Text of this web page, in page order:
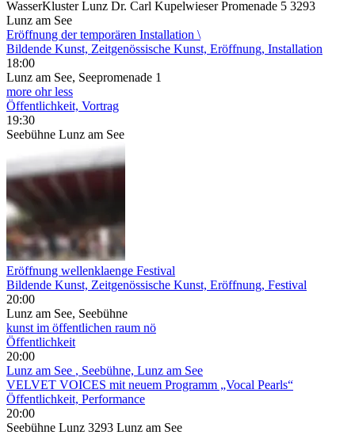
WasserKluster Lunz Dr. Carl Kupelwieser Promenade 5 3293
Lunz am See
Eröffnung der temporären Installation \
Bildende Kunst, Zeitgenössische Kunst, Eröffnung, Installation
18:00
Lunz am See, Seepromenade 1
more ohr less
Öffentlichkeit, Vortrag
19:30
Seebühne Lunz am See
Eröffnung wellenklaenge Festival
Bildende Kunst, Zeitgenössische Kunst, Eröffnung, Festival
20:00
Lunz am See, Seebühne
kunst im öffentlichen raum nö
Öffentlichkeit
20:00
Lunz am See , Seebühne, Lunz am See
VELVET VOICES mit neuem Programm „Vocal Pearls“
Öffentlichkeit, Performance
20:00
Seebühne Lunz 3293 Lunz am See